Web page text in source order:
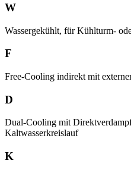
W
Wassergekühlt, für Kühlturm-
F
Free-Cooling indirekt mit
D
Dual-Cooling mit
Kaltwasserkreislauf
K